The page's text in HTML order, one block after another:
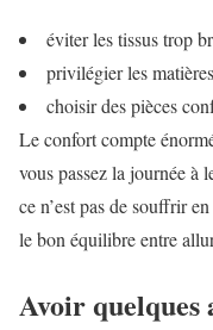
éviter les tissus trop
privilégier les
choisir des pièces
Le confort compte
vous passez la journée à
ce n’est pas de souffrir
le bon équilibre entre
Avoir quelques